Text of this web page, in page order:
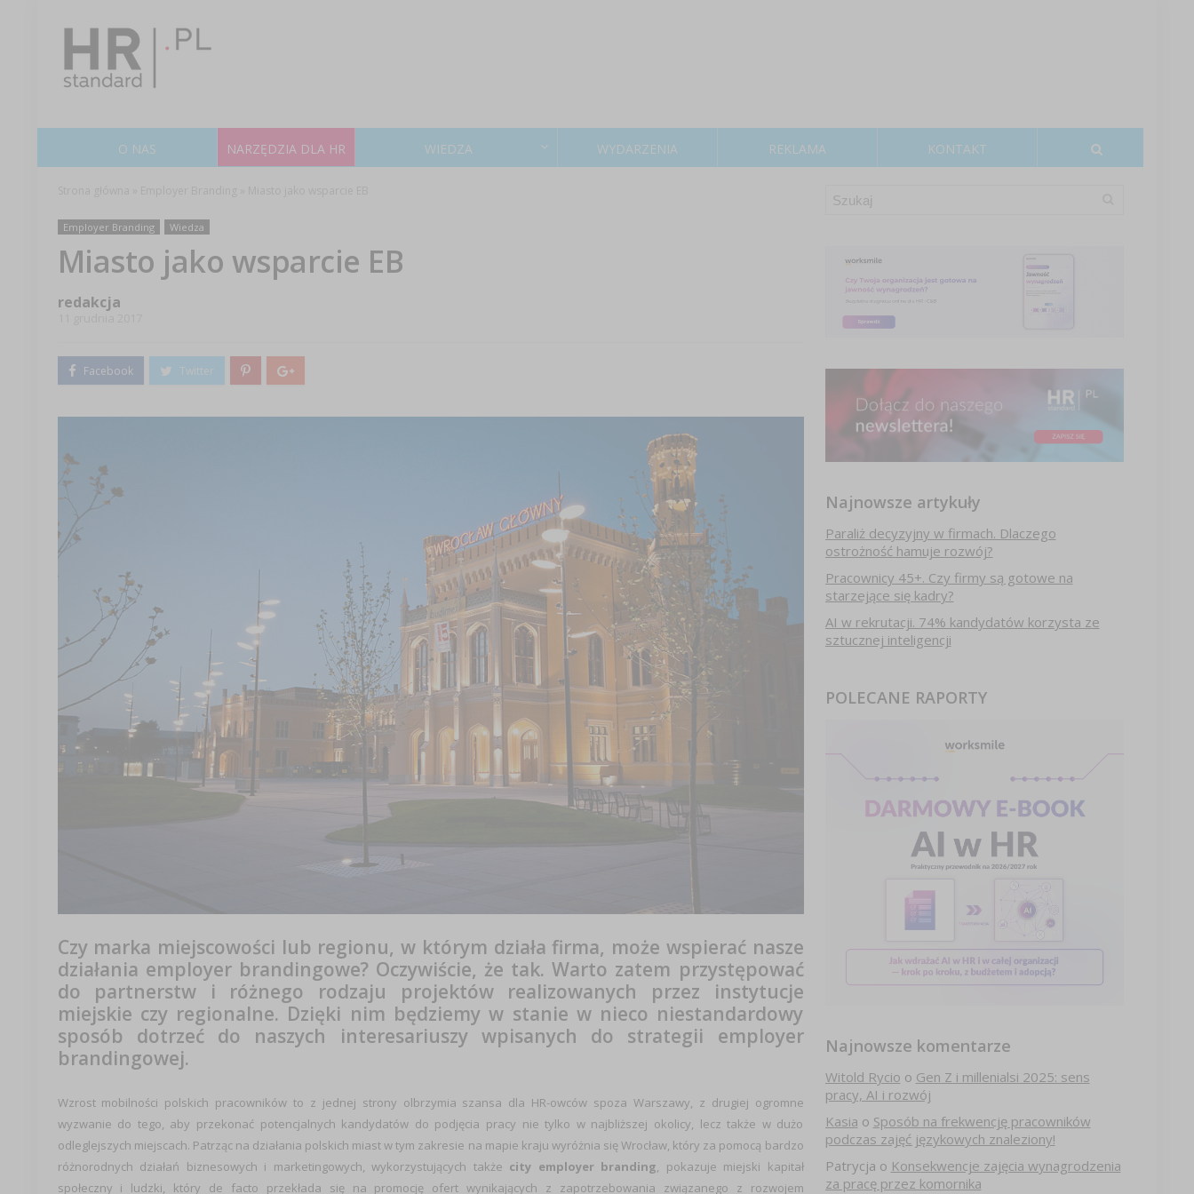
O NAS NARZĘDZIA DLA HR WIEDZA WYDARZENIA REKLAMA KONTAKT
Employer Branding Wiedza
Miasto jako wsparcie EB
redakcja
Czy marka miejscowości lub regionu, w którym działa firma, może wspierać nasze
działania employer brandingowe? Oczywiście, że tak. Warto zatem przystępować
do partnerstw i różnego rodzaju projektów realizowanych przez instytucje
miejskie czy regionalne. Dzięki nim będziemy w stanie w nieco niestandardowy
sposób dotrzeć do naszych interesariuszy wpisanych do strategii employer
brandingowej.
Wzrost mobilności polskich pracowników to z jednej strony olbrzymia szansa dla HR-owców spoza Warszawy, z drugiej ogromne
wyzwanie do tego, aby przekonać potencjalnych kandydatów do podjęcia pracy nie tylko w najbliższej okolicy, lecz także w dużo
odleglejszych miejscach. Patrząc na działania polskich miast w tym zakresie na mapie kraju wyróżnia się Wrocław, który za pomocą bardzo
różnorodnych działań biznesowych i marketingowych, wykorzystujących także city employer branding, pokazuje miejski kapitał
społeczny i ludzki, który de facto przekłada się na promocję ofert wynikających z zapotrzebowania związanego z rozwojem
Najnowsze artykuły
Paraliż decyzyjny w firmach. Dlaczego
ostrożność hamuje rozwój?
Pracownicy 45+. Czy firmy są gotowe na
starzejące się kadry?
AI w rekrutacji. 74% kandydatów korzysta ze
sztucznej inteligencji
POLECANE RAPORTY
Najnowsze komentarze
Witold Rycio o Gen Z i millenialsi 2025: sens
pracy, AI i rozwój
Kasia o Sposób na frekwencję pracowników
podczas zajęć językowych znaleziony!
Patrycja o Konsekwencje zajęcia wynagrodzenia
za pracę przez komornika